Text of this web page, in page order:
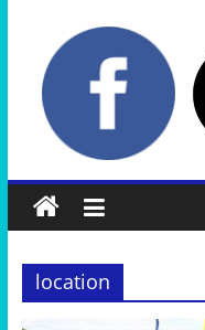
location